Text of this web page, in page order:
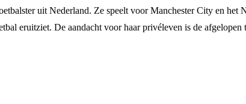
uit Nederland. Ze speelt voor Manchester City en het
eruitziet. De aandacht voor haar privéleven is de